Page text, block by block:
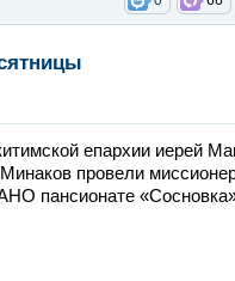
епархии иерей
провели
пансионате